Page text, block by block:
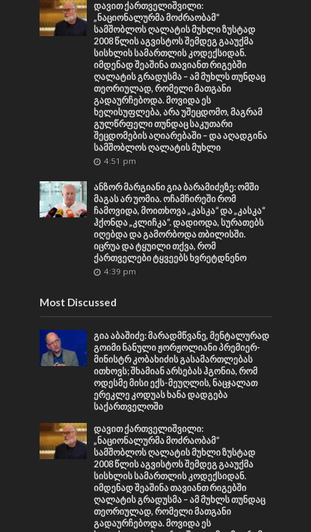
დავით ქართველიშვილი:
„ნაციონალურმა მოძრაობამ“
სამშობლოს ღალატის მუხლი ზუსტად
2008 წლის აგვისტოს შემდეგ გააუქმა
სისხლის სამართლის კოდექსიდან.
იმდენად შეაშინა თავიანთ რიგებში
ღალატის გრადუსმა – ამ მუხლს თუნდაც
თეორიულად, რომელი მათგანი
გადაურჩებოდა. მოვიდა ეს
ხელისუფლება, არა უშეცდომო, მაგრამ
გულწრფელი თუნდაც საკუთარი
შეცდომების აღიარებაში – და აღადგინა
სამშობლოს ღალატის მუხლი
4:51 pm
ანზორ მარგიანი გია ბარამიძეზე: ომში
მაგას არ უომია. ოჩამჩირეში რომ
ჩამოვიდა, მოითხოვა „კასკა“ და „კასკა“
ჰქონდა „კლიჩკა“. დადიოდა, სურათებს
იღებდა და გამორბოდა თბილისში.
იცრუა და ტყუილი თქვა, რომ
ქართველები ტყვეებს ხვრეტდნენო
4:39 pm
Most Discussed
გია აბაშიძე: მარადმწვანე, მენტალურად
გოიმი ნანული ჟორჟოლიანი პრემიერ-
მინისტრ კობახიძის გასამართლებას
ითხოვს; შხამიან არსებას ჰგონია, რომ
ოდესმე მისი ექს-მეუღლის, ნაცჯალათ
ერეკლე კოდუას ხანა დადგება
საქართველოში
დავით ქართველიშვილი:
„ნაციონალურმა მოძრაობამ“
სამშობლოს ღალატის მუხლი ზუსტად
2008 წლის აგვისტოს შემდეგ გააუქმა
სისხლის სამართლის კოდექსიდან.
იმდენად შეაშინა თავიანთ რიგებში
ღალატის გრადუსმა – ამ მუხლს თუნდაც
თეორიულად, რომელი მათგანი
გადაურჩებოდა. მოვიდა ეს